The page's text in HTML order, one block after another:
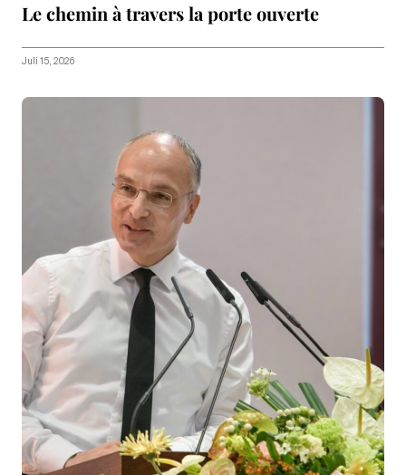
Le chemin à travers la porte ouverte
Juli 15, 2026